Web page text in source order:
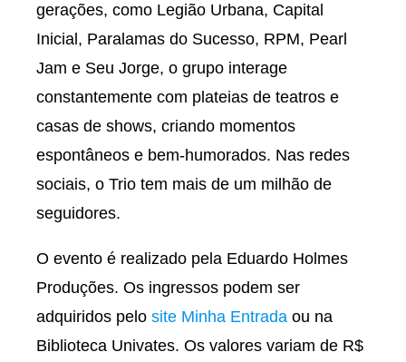
gerações, como Legião Urbana, Capital
Inicial, Paralamas do Sucesso, RPM, Pearl
Jam e Seu Jorge, o grupo interage
constantemente com plateias de teatros e
casas de shows, criando momentos
espontâneos e bem-humorados. Nas redes
sociais, o Trio tem mais de um milhão de
seguidores.
O evento é realizado pela Eduardo Holmes
Produções. Os ingressos podem ser
adquiridos pelo site Minha Entrada ou na
Biblioteca Univates. Os valores variam de R$